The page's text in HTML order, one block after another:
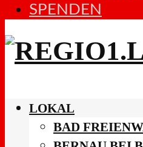
SPENDEN
LOKAL
BAD